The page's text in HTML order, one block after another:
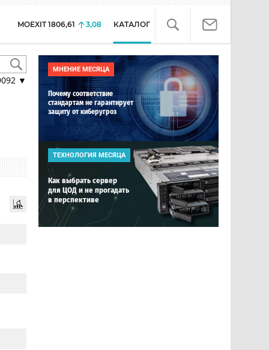
MOEXIT 1806,61 3,08 КАТАЛОГ
▼
МНЕНИЕ МЕСЯЦА
Почему соответствие
стандартам не гарантирует
защиту от киберугроз
ТЕХНОЛОГИЯ МЕСЯЦА
Как выбрать сервер
для ЦОД и не прогадать
в перспективе